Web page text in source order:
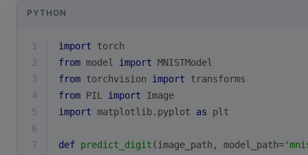
PYTHON
1 import torch
2
from model import MNISTModel
3
from torchvision import transforms
4
from PIL import Image
5
import matplotlib.pyplot as plt
6
7
def predict_digit ( image_path, model_path=